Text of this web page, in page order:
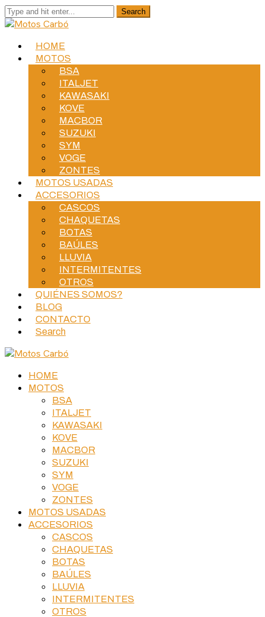
HOME
MOTOS
BSA
ITALJET
KAWASAKI
KOVE
MACBOR
SUZUKI
SYM
VOGE
ZONTES
MOTOS USADAS
ACCESORIOS
CASCOS
CHAQUETAS
BOTAS
BAÚLES
LLUVIA
INTERMITENTES
OTROS
QUIÉNES SOMOS?
BLOG
CONTACTO
Search
HOME
MOTOS
BSA
ITALJET
KAWASAKI
KOVE
MACBOR
SUZUKI
SYM
VOGE
ZONTES
MOTOS USADAS
ACCESORIOS
CASCOS
CHAQUETAS
BOTAS
BAÚLES
LLUVIA
INTERMITENTES
OTROS